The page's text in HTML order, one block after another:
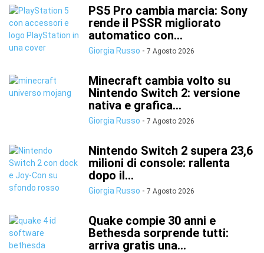
PS5 Pro cambia marcia: Sony
rende il PSSR migliorato
automatico con...
Giorgia Russo - 7 Agosto 2026
Minecraft cambia volto su
Nintendo Switch 2: versione
nativa e grafica...
Giorgia Russo - 7 Agosto 2026
Nintendo Switch 2 supera 23,6
milioni di console: rallenta
dopo il...
Giorgia Russo - 7 Agosto 2026
Quake compie 30 anni e
Bethesda sorprende tutti:
arriva gratis una...